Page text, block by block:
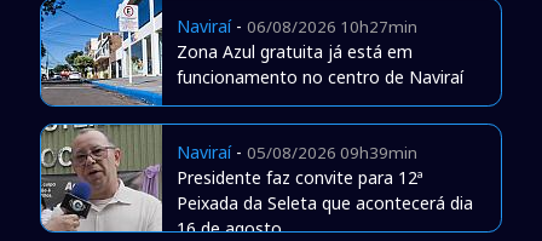
Naviraí- 06/08/2026 10h27min
Zona Azul gratuita já está em
funcionamento no centro de Naviraí
Naviraí- 05/08/2026 09h39min
Presidente faz convite para 12ª
Peixada da Seleta que acontecerá dia
16 de agosto